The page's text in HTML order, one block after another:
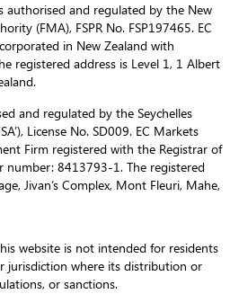
authorised and regulated by the New
(FMA), FSPR No. FSP197465. EC
in New Zealand with
registered address is Level 1, 1 Albert
and regulated by the Seychelles
License No. SD009. EC Markets
Firm registered with the Registrar of
number: 8413793-1. The registered
Jivan’s Complex, Mont Fleuri, Mahe,
website is not intended for residents
jurisdiction where its distribution or
or sanctions.